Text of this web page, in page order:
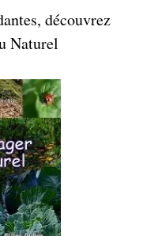
découvrez
Naturel